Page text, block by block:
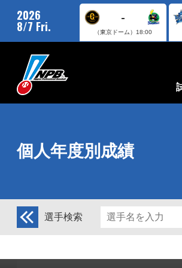
2026
8/7 Fri.
-
（東京ドーム） 18:00
個人年度別成績
選手検索